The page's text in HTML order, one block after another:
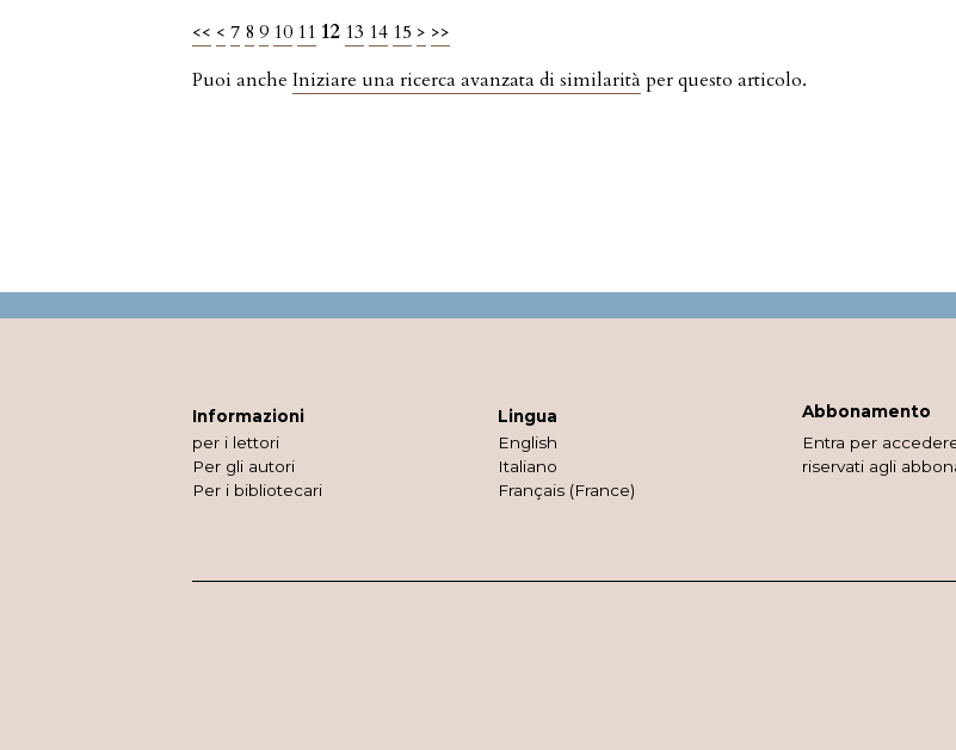
<< < 7 8 9 10 11 12 13 14 15 > >>
Puoi ancheIniziare una ricerca avanzata di similarità per questo articolo.
Informazioni
per i lettori
Per gli autori
Per i bibliotecari
Lingua
English
Italiano
Français (France)
Abbonamento
Entra per
riservati agli